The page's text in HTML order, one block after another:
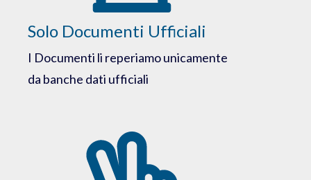
Solo Documenti Ufficiali
I Documenti li reperiamo unicamente
da banche dati ufficiali